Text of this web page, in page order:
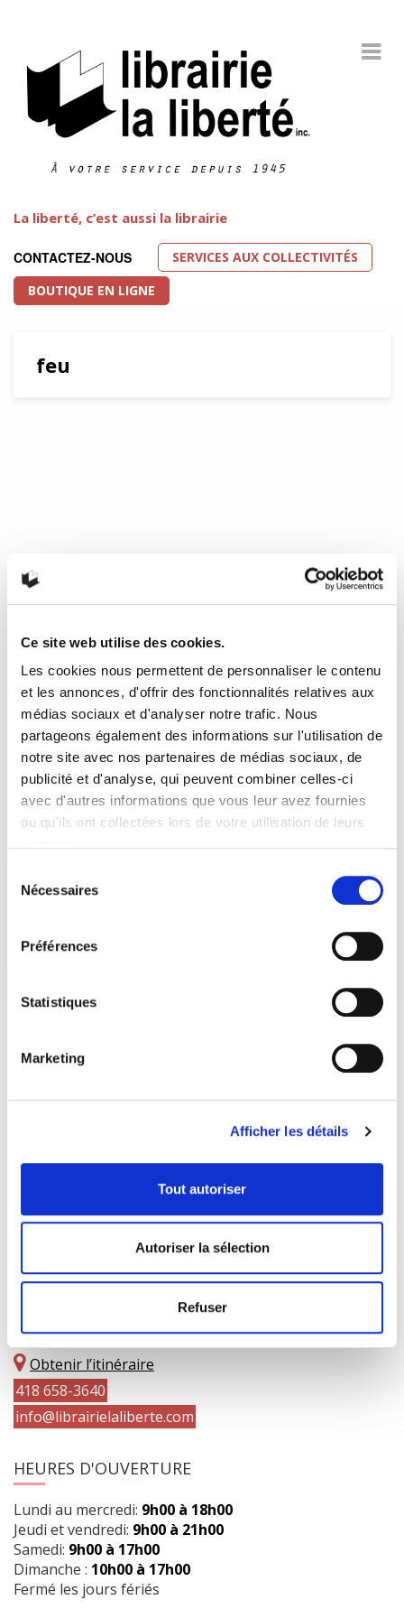
Ce site web utilise des cookies.
Les cookies nous permettent de personnaliser le contenu
et les annonces, d'offrir des fonctionnalités relatives aux
médias sociaux et d'analyser notre trafic. Nous
partageons également des informations sur l'utilisation de
notre site avec nos partenaires de médias sociaux, de
publicité et d'analyse, qui peuvent combiner celles-ci
avec d'autres informations que vous leur avez fournies
ou qu'ils ont collectées lors de votre utilisation de leurs
Nécessaires
Préférences
Statistiques
Marketing
Afficher les détails
Tout autoriser
Autoriser la sélection
Refuser
La liberté, c’est aussi la librairie
CONTACTEZ-NOUS
SERVICES AUX COLLECTIVITÉS
BOUTIQUE EN LIGNE
feu
Les lanceurs de feu
Il existe des lieux tachés, des espaces qui ont laissé en
nous un sentiment vif…READ MORE
2 février 2022 0 Like
1073 route de l'Église, Québec, QC G1V 3W2
Obtenir l’itinéraire
418 658-3640
info@librairielaliberte.com
HEURES D'OUVERTURE
Lundi au mercredi: 9h00 à 18h00
Jeudi et vendredi: 9h00 à 21h00
Samedi: 9h00 à 17h00
Dimanche : 10h00 à 17h00
Fermé les jours fériés